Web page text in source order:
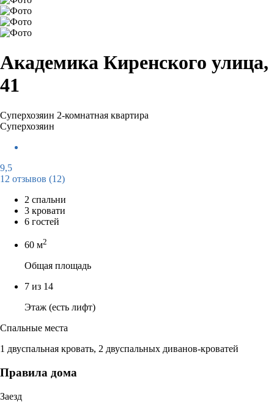
Академика Киренского улица,
41
Суперхозяин 2-комнатная квартира
Суперхозяин
9,5
12 отзывов (12)
2 спальни
3 кровати
6 гостей
60 м2
Общая площадь
7 из 14
Этаж (есть лифт)
Спальные места
1 двуспальная кровать, 2 двуспальных диванов-кроватей
Правила дома
Заезд